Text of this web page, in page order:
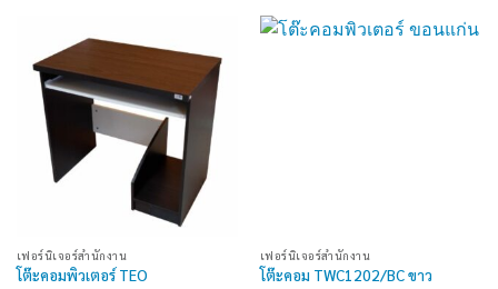
เฟอร์นิเจอร์สำนักงาน
โต๊ะคอมพิวเตอร์ TEO
เฟอร์นิเจอร์สำนักงาน
โต๊ะคอม TWC1202/BC ขาว